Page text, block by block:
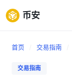
币安
首页 交易指南
交易指南